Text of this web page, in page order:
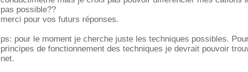
pas possible??
merci pour vos futurs réponses.
ps: pour le moment je cherche juste les techniques possibles.
principes de fonctionnement des techniques je devrait pouvoir
net.